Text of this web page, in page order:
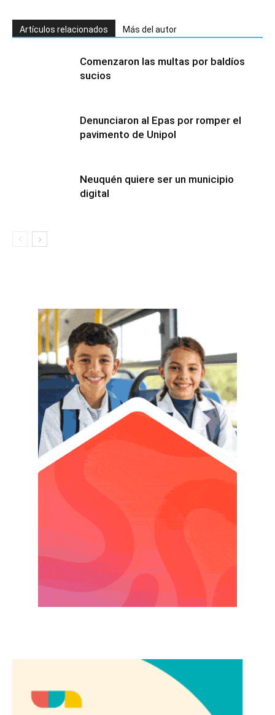
Artículos relacionados Más del autor
Comenzaron las multas por baldíos
sucios
Denunciaron al Epas por romper el
pavimento de Unipol
Neuquén quiere ser un municipio
digital